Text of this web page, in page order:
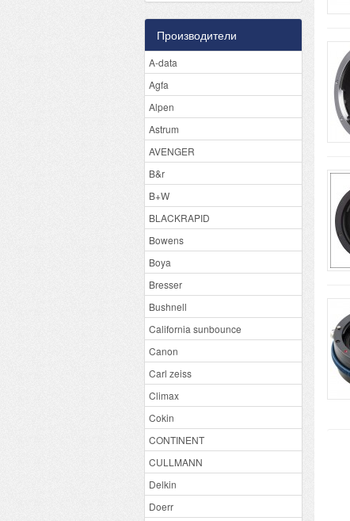
Производители
A-data
Agfa
Alpen
Astrum
AVENGER
B&r
B+W
BLACKRAPID
Bowens
Boya
Bresser
Bushnell
California sunbounce
Canon
Carl zeiss
Climax
Cokin
CONTINENT
CULLMANN
Delkin
Doerr